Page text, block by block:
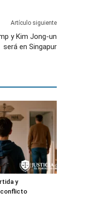
Artículo siguiente
y Kim Jong-un
será en Singapur
y
conflicto